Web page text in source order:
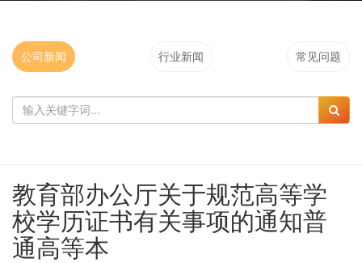
公司新闻 行业新闻 常见问题
教育部办公厅关于规范高等学
校学历证书有关事项的通知普
通高等本